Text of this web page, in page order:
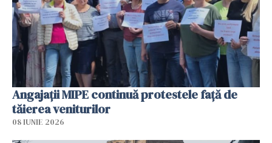
Angajaţii MIPE continuă protestele faţă de
tăierea veniturilor
08 IUNIE 2026